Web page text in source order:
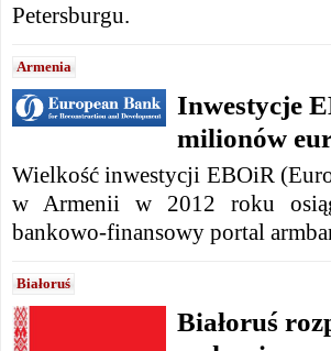
Petersburgu.
Armenia
Inwestycje
milionów
Wielkość inwestycji EBOiR
w Armenii w 2012 roku
bankowo-finansowy portal
Białoruś
Białoruś